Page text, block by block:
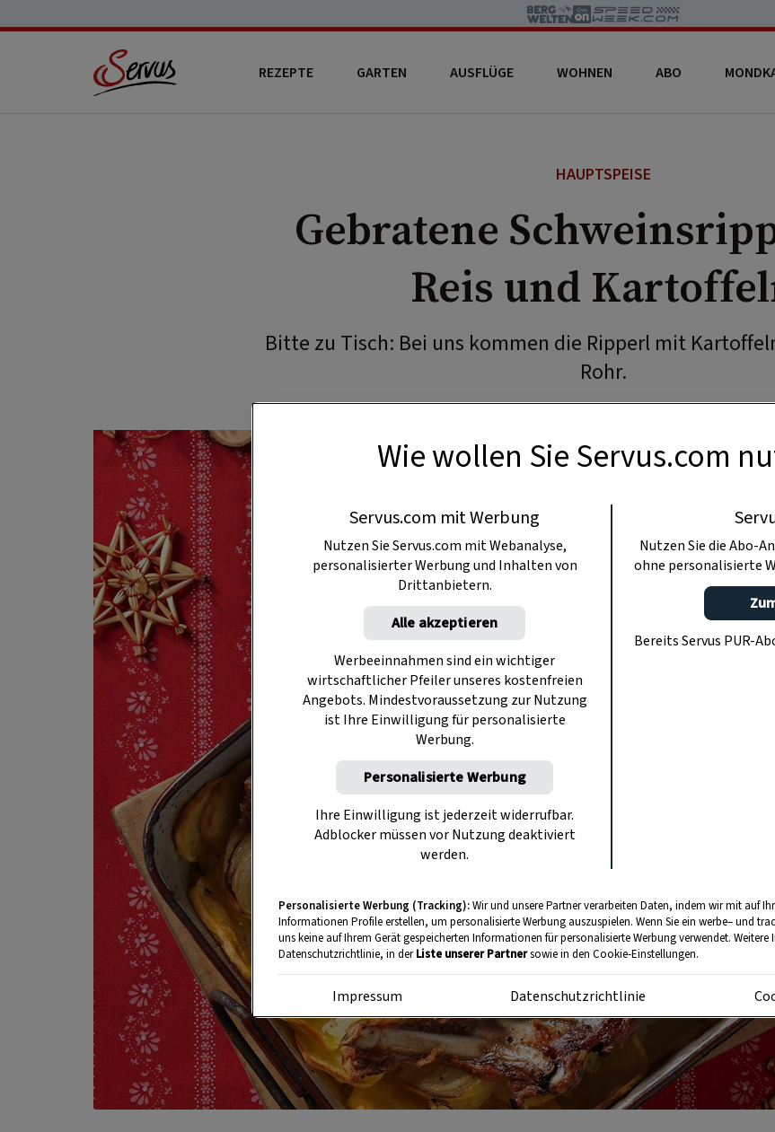
REZEPTE GARTEN AUSFLÜGE WOHNEN ABO
HAUPTSPEISE
Gebratene
Reis und
Bitte zu Tisch: Bei uns kommen die Ripperl mit
Rohr.
Wie wollen Sie Servus.com
Servus.com mit Werbung
Nutzen Sie Servus.com mit Webanalyse,
personalisierter Werbung und Inhalten von
Drittanbietern.
Alle akzeptieren
Werbeeinnahmen sind ein wichtiger
wirtschaftlicher Pfeiler unseres kostenfreien
Angebots. Mindestvoraussetzung zur Nutzung
ist Ihre Einwilligung für personalisierte
Werbung.
Personalisierte Werbung
Ihre Einwilligung ist jederzeit widerrufbar.
Adblocker müssen vor Nutzung deaktiviert
werden.
Nutzen Sie die Abo-
ohne personalisierte
Bereits Servus PUR-
Personalisierte Werbung (Tracking):Wir und unsere Partner verarbeiten Daten, indem wir mit auf
Informationen Profile erstellen, um personalisierte Werbung auszuspielen. Wenn Sie ein werbe– und
uns keine auf Ihrem Gerät gespeicherten Informationen für personalisierte Werbung verwendet.
Datenschutzrichtlinie, in derListe unserer Partnersowie in den Cookie-Einstellungen.
Impressum Datenschutzrichtlinie